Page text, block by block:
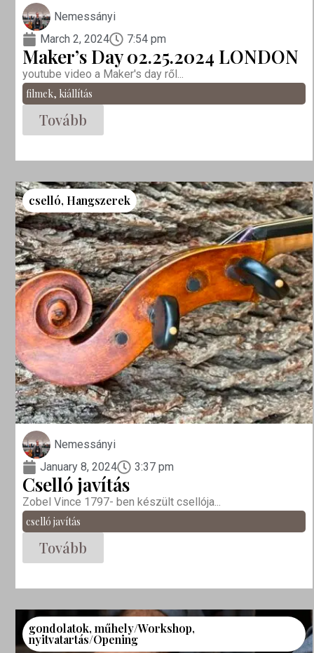
Nemessányi
March 2, 2024
7:54 pm
Maker’s Day 02.25.2024 LONDON
youtube video a Maker's day ről...
filmek, kiállítás
Tovább
cselló, Hangszerek
Nemessányi
January 8, 2024
3:37 pm
Cselló javítás
Zobel Vince 1797- ben készült csellója...
cselló javítás
Tovább
gondolatok,műhely/Workshop,
nyitvatartás/Opening